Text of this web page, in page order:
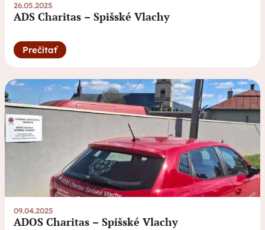
26.05.2025
ADS Charitas – Spišské Vlachy
Prečítať
09.04.2025
ADOS Charitas – Spišské Vlachy